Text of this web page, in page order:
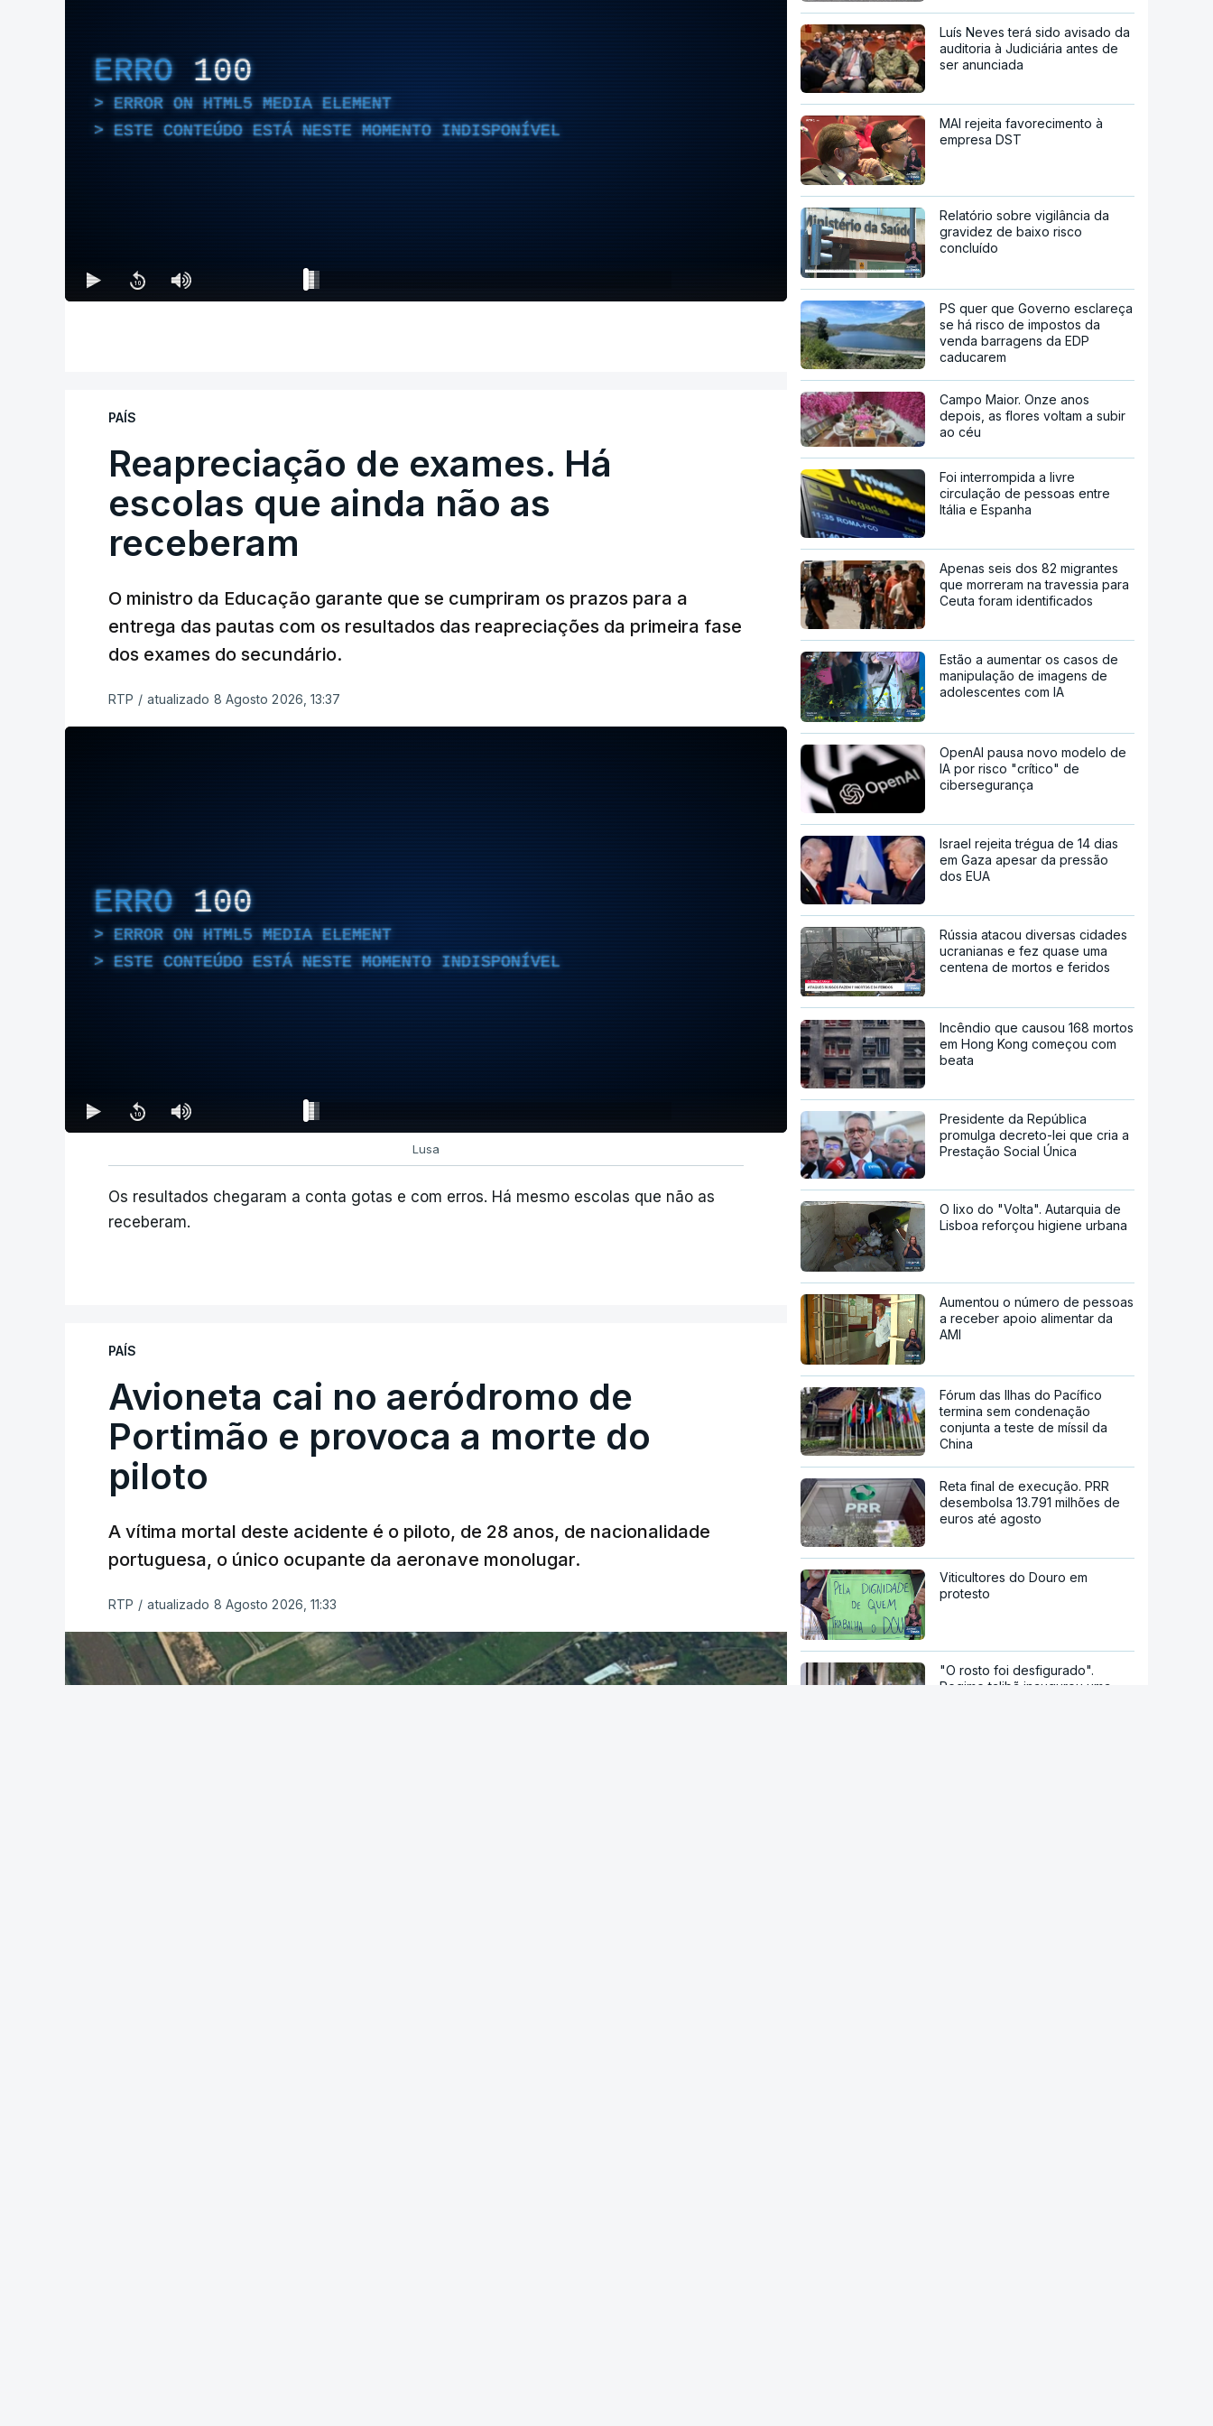
ERRO 100
ERROR ON HTML5 MEDIA ELEMENT
ESTE CONTEÚDO ESTÁ NESTE MOMENTO INDISPONÍVEL
PAÍS
Reapreciação de exames. Há
escolas que ainda não as
receberam
O ministro da Educação garante que se cumpriram os prazos para a
entrega das pautas com os resultados das reapreciações da primeira fase
dos exames do secundário.
RTP / atualizado 8 Agosto 2026, 13:37
ERRO 100
ERROR ON HTML5 MEDIA ELEMENT
ESTE CONTEÚDO ESTÁ NESTE MOMENTO INDISPONÍVEL
Lusa
Os resultados chegaram a conta gotas e com erros. Há mesmo escolas que não as
receberam.
PAÍS
Avioneta cai no aeródromo de
Portimão e provoca a morte do
piloto
A vítima mortal deste acidente é o piloto, de 28 anos, de nacionalidade
portuguesa, o único ocupante da aeronave monolugar.
RTP / atualizado 8 Agosto 2026, 11:33
Luís Neves terá sido avisado da
auditoria à Judiciária antes de
ser anunciada
MAI rejeita favorecimento à
empresa DST
Relatório sobre vigilância da
gravidez de baixo risco
concluído
PS quer que Governo esclareça
se há risco de impostos da
venda barragens da EDP
caducarem
Campo Maior. Onze anos
depois, as flores voltam a subir
ao céu
Foi interrompida a livre
circulação de pessoas entre
Itália e Espanha
Apenas seis dos 82 migrantes
que morreram na travessia para
Ceuta foram identificados
Estão a aumentar os casos de
manipulação de imagens de
adolescentes com IA
OpenAI pausa novo modelo de
IA por risco "crítico" de
cibersegurança
Israel rejeita trégua de 14 dias
em Gaza apesar da pressão
dos EUA
Rússia atacou diversas cidades
ucranianas e fez quase uma
centena de mortos e feridos
Incêndio que causou 168 mortos
em Hong Kong começou com
beata
Presidente da República
promulga decreto-lei que cria a
Prestação Social Única
O lixo do "Volta". Autarquia de
Lisboa reforçou higiene urbana
Aumentou o número de pessoas
a receber apoio alimentar da
AMI
Fórum das Ilhas do Pacífico
termina sem condenação
conjunta a teste de míssil da
China
Reta final de execução. PRR
desembolsa 13.791 milhões de
euros até agosto
Viticultores do Douro em
protesto
"O rosto foi desfigurado".
Regime talibã inaugurou uma